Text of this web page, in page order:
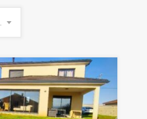
ancien